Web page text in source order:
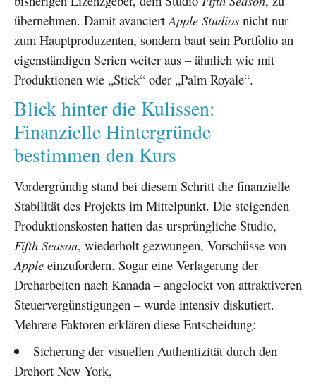
übernehmen. Damit avanciertApple Studios nicht nur
zum Hauptproduzenten, sondern baut sein Portfolio an
eigenständigen Serien weiter aus – ähnlich wie mit
Produktionen wie „Stick“ oder „Palm Royale“.
Blick hinter die Kulissen:
Finanzielle Hintergründe
bestimmen den Kurs
Vordergründig stand bei diesem Schritt die finanzielle
Stabilität des Projekts im Mittelpunkt. Die steigenden
Produktionskosten hatten das ursprüngliche Studio,
Fifth Season, wiederholt gezwungen, Vorschüsse von
Apple einzufordern. Sogar eine Verlagerung der
Dreharbeiten nach Kanada – angelockt von attraktiveren
Steuervergünstigungen – wurde intensiv diskutiert.
Mehrere Faktoren erklären diese Entscheidung:
Sicherung der visuellen Authentizität durch den
Drehort New York,